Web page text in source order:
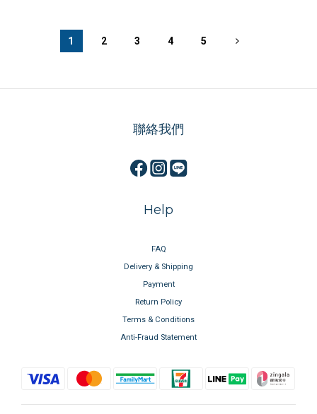
1 2 3 4 5
聯絡我們
Help
FAQ
Delivery & Shipping
Payment
Return Policy
Terms & Conditions
Anti-Fraud Statement